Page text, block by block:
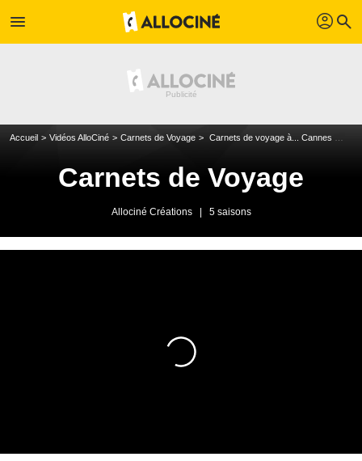
menu profil search
Accueil Vidéos AlloCiné Carnets de Voyage Carnets de voyage à... Cannes 2011 - Jour 7
Carnets de Voyage
Allociné Créations 5 saisons